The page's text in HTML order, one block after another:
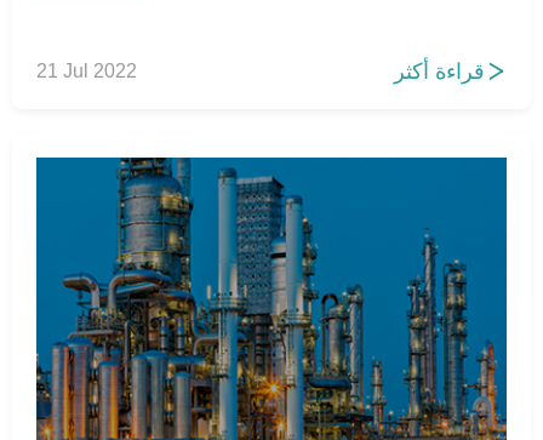
21 Jul 2022 قراءة أكثر 